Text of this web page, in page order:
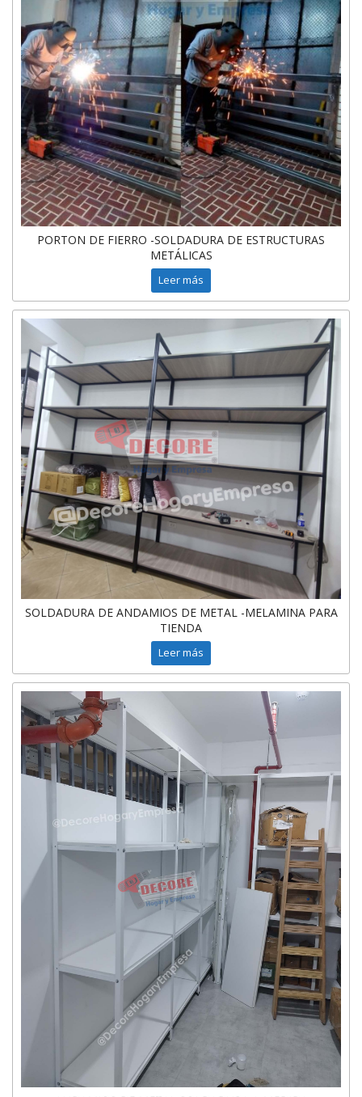
PORTON DE FIERRO -SOLDADURA DE ESTRUCTURAS
METÁLICAS
Leer más
SOLDADURA DE ANDAMIOS DE METAL -MELAMINA PARA
TIENDA
Leer más